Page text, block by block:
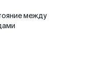
между